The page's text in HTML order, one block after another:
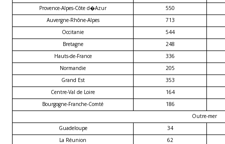
Provence-Alpes-Côte d�Azur
550
Auvergne-Rhône-Alpes
713
Occitanie
544
Bretagne
248
Hauts-de-France
336
Normandie
205
Grand Est
353
Centre-Val de Loire
164
Bourgogne-Franche-Comté
186
Outre-mer
Guadeloupe
34
La Réunion
62